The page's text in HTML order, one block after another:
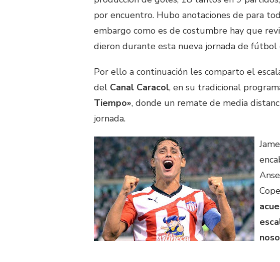
por encuentro. Hubo anotaciones de para
embargo como es de costumbre hay que
dieron durante esta nueva jornada de fútbol
Por ello a continuación les comparto el
del Canal Caracol, en su tradicional
Tiempo», donde un remate de media
jornada.